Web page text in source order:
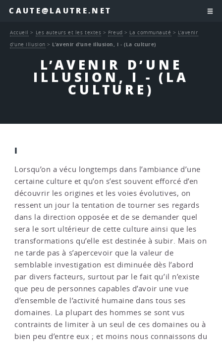
CAUTE@LAUTRE.NET
L’AVENIR D’UNE
ILLUSION, I - (LA
CULTURE)
Accueil > Les auteurs et les textes > Freud > La communauté > L’avenir
d’une illusion > L’avenir d’une illusion, I - (La culture)
I
Lorsqu’on a vécu longtemps dans l’ambiance d’une
certaine culture et qu’on s’est souvent efforcé d’en
découvrir les origines et les voies évolutives, on
ressent un jour la tentation de tourner ses regards
dans la direction opposée et de se demander quel
sera le sort ultérieur de cette culture ainsi que les
transformations qu’elle est destinée à subir. Mais on
ne tarde pas à s’apercevoir que la valeur de
semblable investigation est diminuée dès l’abord
par divers facteurs, surtout par le fait qu’il n’existe
que peu de personnes capables d’avoir une vue
d’ensemble de l’activité humaine dans tous ses
domaines. La plupart des hommes se sont vus
contraints de limiter à un seul de ces domaines ou à
bien peu d’entre eux ; et moins nous connaissons du